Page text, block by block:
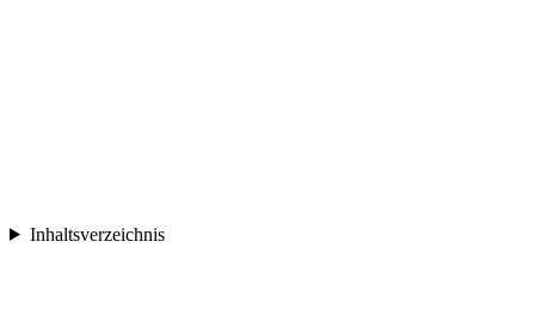
Inhaltsverzeichnis